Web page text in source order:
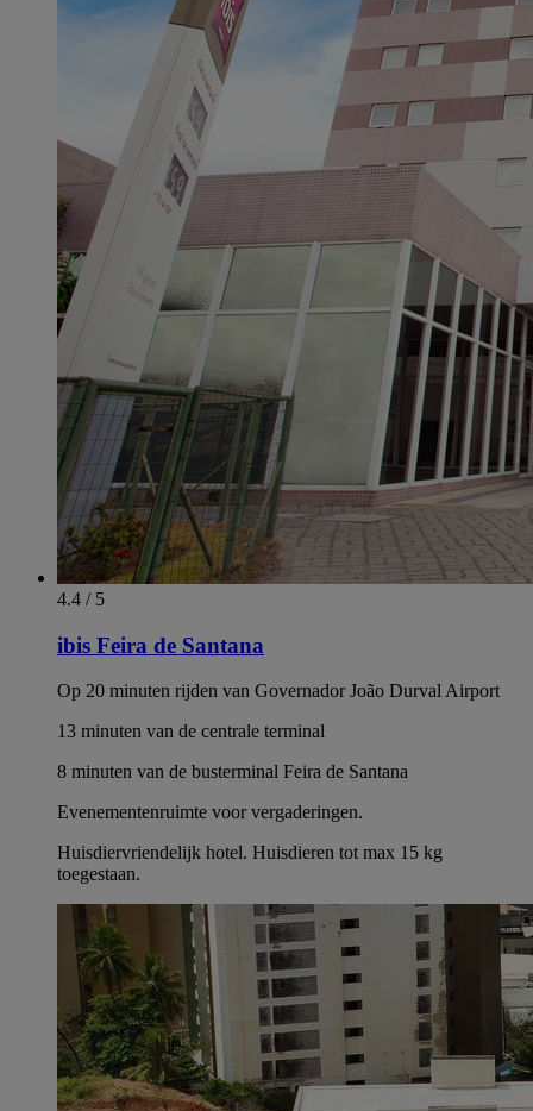
4.4 / 5
ibis Feira de Santana
Op 20 minuten rijden van Governador João Durval Airport
13 minuten van de centrale terminal
8 minuten van de busterminal Feira de Santana
Evenementenruimte voor vergaderingen.
Huisdiervriendelijk hotel. Huisdieren tot max 15 kg
toegestaan.